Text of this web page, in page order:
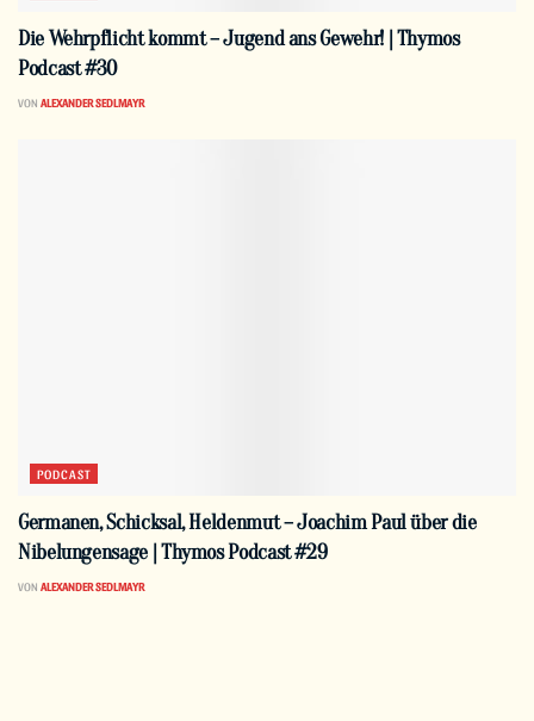
Die Wehrpflicht kommt – Jugend ans Gewehr! | Thymos
Podcast #30
VON ALEXANDER SEDLMAYR
PODCAST
Germanen, Schicksal, Heldenmut – Joachim Paul über die
Nibelungensage | Thymos Podcast #29
VON ALEXANDER SEDLMAYR